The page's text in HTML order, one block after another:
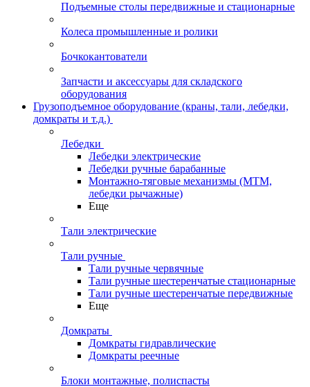
Подъемные столы передвижные и стационарные
Колеса промышленные и ролики
Бочкокантователи
Запчасти и аксессуары для складского
оборудования
Грузоподъемное оборудование (краны, тали, лебедки,
домкраты и т.д.)
Лебедки
Лебедки электрические
Лебедки ручные барабанные
Монтажно-тяговые механизмы (МТМ,
лебедки рычажные)
Еще
Тали электрические
Тали ручные
Тали ручные червячные
Тали ручные шестеренчатые стационарные
Тали ручные шестеренчатые передвижные
Еще
Домкраты
Домкраты гидравлические
Домкраты реечные
Блоки монтажные, полиспасты